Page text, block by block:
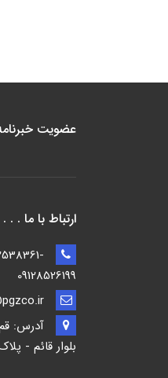
عضویت
ارتباط با ما . . .
09128526199
آدرس:
بلوار قائم - پلاک 26 - واحد